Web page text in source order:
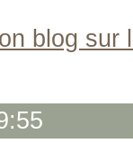
blog sur